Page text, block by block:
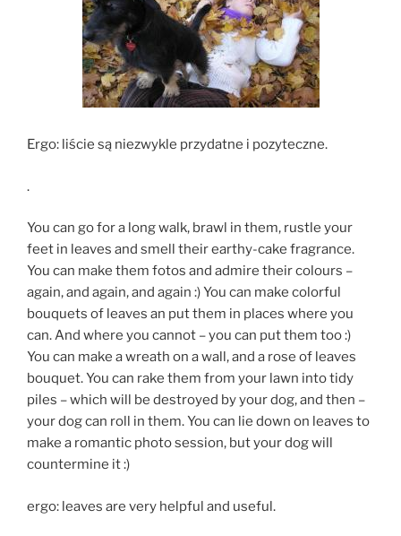
Ergo: liście są niezwykle przydatne i pozyteczne.
.
You can go for a long walk, brawl in them, rustle your
feet in leaves and smell their earthy-cake fragrance.
You can make them fotos and admire their colours –
again, and again, and again :) You can make colorful
bouquets of leaves an put them in places where you
can. And where you cannot – you can put them too :)
You can make a wreath on a wall, and a rose of leaves
bouquet. You can rake them from your lawn into tidy
piles – which will be destroyed by your dog, and then –
your dog can roll in them. You can lie down on leaves to
make a romantic photo session, but your dog will
countermine it :)
ergo: leaves are very helpful and useful.